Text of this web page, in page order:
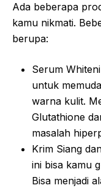
Ada beberapa
kamu nikmati.
berupa:
Serum
untuk
warna kulit.
Glutathione
masalah
Krim Siang
ini bisa kamu
Bisa menjadi